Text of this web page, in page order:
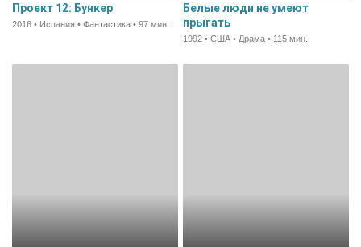
Проект 12: Бункер
2016 • Испания • Фантастика • 97 мин.
Белые люди не умеют
прыгать
1992 • США • Драма • 115 мин.